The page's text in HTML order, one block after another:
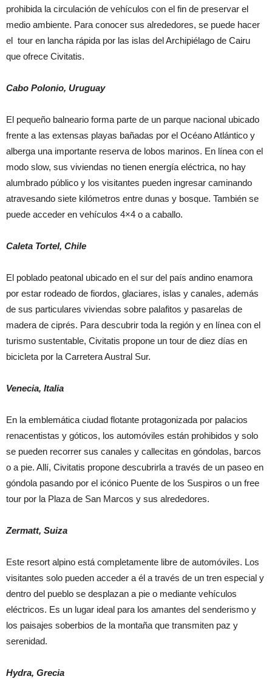
prohibida la circulación de vehículos con el fin de preservar el
medio ambiente. Para conocer sus alrededores, se puede hacer
el tour en lancha rápida por las islas del Archipiélago de Cairu
que ofrece Civitatis.
Cabo Polonio, Uruguay
El pequeño balneario forma parte de un parque nacional ubicado
frente a las extensas playas bañadas por el Océano Atlántico y
alberga una importante reserva de lobos marinos. En línea con el
modo slow, sus viviendas no tienen energía eléctrica, no hay
alumbrado público y los visitantes pueden ingresar caminando
atravesando siete kilómetros entre dunas y bosque. También se
puede acceder en vehículos 4×4 o a caballo.
Caleta Tortel, Chile
El poblado peatonal ubicado en el sur del país andino enamora
por estar rodeado de fiordos, glaciares, islas y canales, además
de sus particulares viviendas sobre palafitos y pasarelas de
madera de ciprés. Para descubrir toda la región y en línea con el
turismo sustentable, Civitatis propone un tour de diez días en
bicicleta por la Carretera Austral Sur.
Venecia, Italia
En la emblemática ciudad flotante protagonizada por palacios
renacentistas y góticos, los automóviles están prohibidos y solo
se pueden recorrer sus canales y callecitas en góndolas, barcos
o a pie. Allí, Civitatis propone descubrirla a través de un paseo en
góndola pasando por el icónico Puente de los Suspiros o un free
tour por la Plaza de San Marcos y sus alrededores.
Zermatt, Suiza
Este resort alpino está completamente libre de automóviles. Los
visitantes solo pueden acceder a él a través de un tren especial y
dentro del pueblo se desplazan a pie o mediante vehículos
eléctricos. Es un lugar ideal para los amantes del senderismo y
los paisajes soberbios de la montaña que transmiten paz y
serenidad.
Hydra, Grecia